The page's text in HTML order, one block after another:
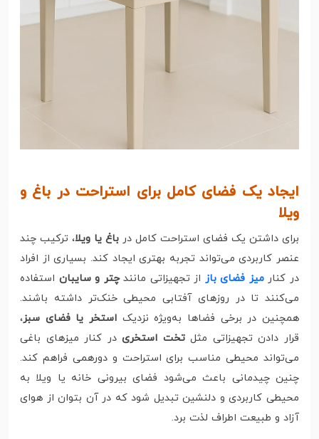
ایجاد یک فضای کامل برای استراحت در باغ و
ویلا
برای داشتن یک فضای استراحت کامل در باغ یا ویلا، ترکیب چند
عنصر کاربردی می‌تواند تجربه بهتری ایجاد کند. بسیاری از افراد
در کنارمیز فضای باز از تجهیزاتی مانندچتر و سایبان استفاده
می‌کنند تا در روزهای آفتابی محیطی خنک‌تر داشته باشند.
همچنین در برخی فضاها به‌ویژه نزدیک استخر یا فضای سبز،
قرار دادن تجهیزاتی مثلتخت استخریدر کنار میزهای باغی
می‌تواند محیطی مناسب برای استراحت و دورهمی فراهم کند.
چنین چیدمانی باعث می‌شود فضای بیرونی خانه یا ویلا به
محیطی کاربردی و دلنشین تبدیل شود که در آن بتوان از هوای
آزاد و طبیعت اطراف لذت برد.